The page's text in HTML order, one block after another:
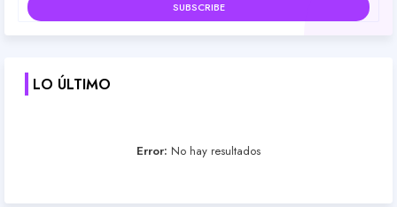
LO ÚLTIMO
Error: No hay resultados